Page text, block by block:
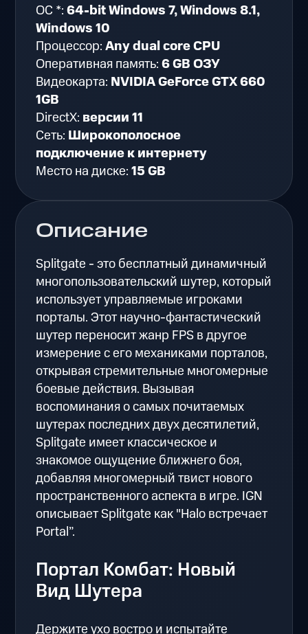
Описание
Splitgate - это бесплатный динамичный
многопользовательский шутер, который
использует управляемые игроками
порталы. Этот научно-фантастический
шутер переносит жанр FPS в другое
измерение с его механиками порталов,
открывая стремительные многомерные
боевые действия. Вызывая
воспоминания о самых почитаемых
шутерах последних двух десятилетий,
Splitgate имеет классическое и
знакомое ощущение ближнего боя,
добавляя многомерный твист нового
пространственного аспекта в игре. IGN
описывает Splitgate как "Halo встречает
Portal”.
Портал Комбат: Новый
Вид Шутера
Держите ухо востро и испытайте
ОС *:64-bit Windows 7, Windows 8.1,
Windows 10
Процессор:Any dual core CPU
Оперативная память:6 GB ОЗУ
Видеокарта: NVIDIA GeForce GTX 660
1GB
DirectX: версии 11
Сеть: Широкополосное
подключение к интернету
Место на диске:15 GB